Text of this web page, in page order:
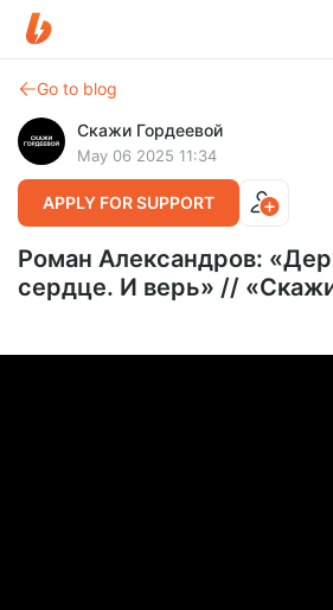
Go to blog
Скажи Гордеевой
May 06 2025 11:34
APPLY FOR SUPPORT
Роман Александров:
сердце. И верь» //